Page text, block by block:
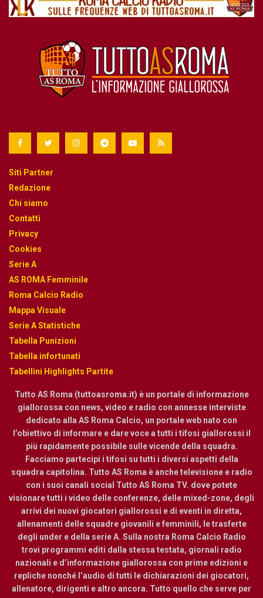
Siti Partner
Redazione
Chi siamo
Contatti
Privacy
Cookies
Serie A
AS ROMA Femminile
Roma Calcio Radio
Mappa Visuale
Serie A Statistiche
Tabella Punizioni
Tabella infortunati
Tabellini Highlights Partite
Tutto AS Roma (tuttoasroma.it) è un portale di informazione
giallorossa con news, video e radio con annesse interviste
dedicato alla AS Roma Calcio, un portale web nato con
l’obiettivo di informare e dare voce a tutti i tifosi giallorossi il
più rapidamente possibile sulle vicende della squadra.
Facciamo partecipi i tifosi su tutti i diversi aspetti della
squadra capitolina. Tutto AS Roma è anche televisione e radio
con i suoi canali social Tutto AS Roma TV. dove potete
visionare tutti i video delle conferenze, delle mixed-zone, degli
arrivi dei nuovi giocatori giallorossi e di eventi in diretta,
allenamenti delle squadre giovanili e femminili, le trasferte
degli under e della serie A. Sulla nostra Roma Calcio Radio
trovi programmi editi dalla stessa testata, giornali radio
nazionali e d’informazione giallorossa con prime edizioni e
repliche nonché l’audio di tutti le dichiarazioni dei giocatori,
allenatore, dirigenti e altro ancora. Tutto quello che serve per